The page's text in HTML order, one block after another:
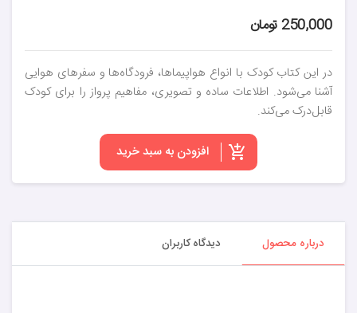
250,000 تومان
در این کتاب کودک با انواع هواپیماها، فرودگاه‌ها و سفرهای هوایی
آشنا می‌شود. اطلاعات ساده و تصویری، مفاهیم پرواز را برای کودک
قابل‌درک می‌کند.
افزودن به سبد خرید
درباره محصول دیدگاه کاربران